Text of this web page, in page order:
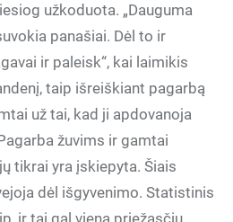
užkoduota. „Dauguma
panašiai. Dėl to ir
ir paleisk“, kai laimikis
taip išreiškiant pagarbą
už tai, kad ji apdovanoja
žuvims ir gamtai
tikrai yra įskiepyta. Šiais
dėl išgyvenimo. Statistinis
ir tai gal viena priežasčių,